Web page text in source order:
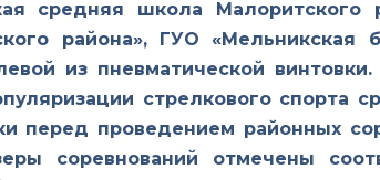
средняя школа
района», ГУО «Мельникская
из пневматической винтовки.
стрелкового спорта
перед проведением районных
соревнований отмечены